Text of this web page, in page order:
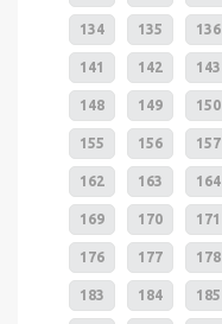
134 135 136
141 142 143
148 149 150
155 156 157
162 163 164
169 170 171
176 177 178
183 184 185